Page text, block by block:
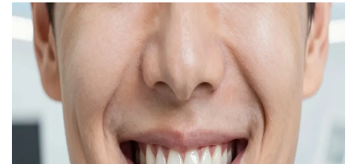
Estetická stomatologie